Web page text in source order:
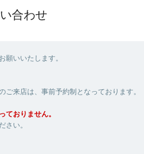
合わせ
願いいたします。
来店は、事前予約制となっております。
ておりません。
さい。